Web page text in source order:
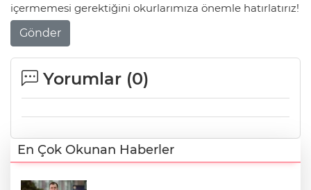
içermemesi gerektiğini okurlarımıza önemle hatırlatırız!
Gönder
Yorumlar (0)
En Çok Okunan Haberler